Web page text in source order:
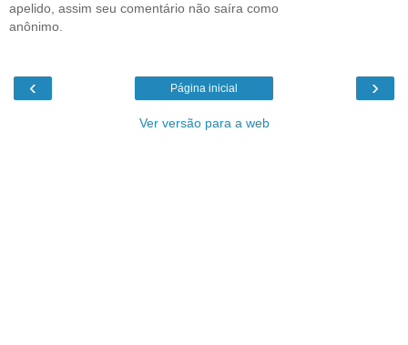
apelido, assim seu comentário não saíra como
anônimo.
‹ ›
Página inicial
Ver versão para a web